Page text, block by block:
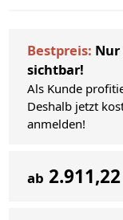
Bestpreis:
sichtbar!
Als Kunde
Deshalb jetzt
anmelden!
ab